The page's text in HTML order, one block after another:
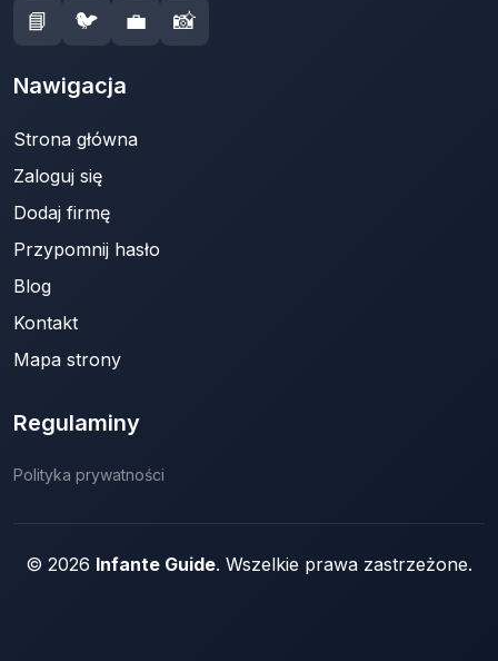
📘 🐦 💼 📸
Nawigacja
Strona główna
Zaloguj się
Dodaj firmę
Przypomnij hasło
Blog
Kontakt
Mapa strony
Regulaminy
Polityka prywatności
© 2026 Infante Guide. Wszelkie prawa zastrzeżone.